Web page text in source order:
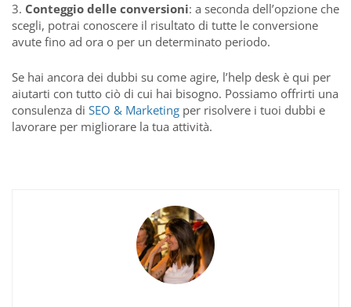
Conteggio delle conversioni: a seconda dell’opzione che
scegli, potrai conoscere il risultato di tutte le conversione
avute fino ad ora o per un determinato periodo.
Se hai ancora dei dubbi su come agire, l’help desk è qui per
aiutarti con tutto ciò di cui hai bisogno. Possiamo offrirti una
consulenza di SEO & Marketing per risolvere i tuoi dubbi e
lavorare per migliorare la tua attività.